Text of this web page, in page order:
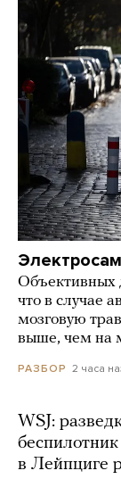
Объективных
что в случае
мозговую
выше, чем на
РАЗБОР 2 часа
WSJ:
в Лейпциге